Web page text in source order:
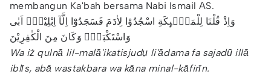
membangun Ka'bah bersama Nabi Ismail AS.
وَاِذْ قُلْنَا لِلْمَلٰۤىِٕكَةِ اسْجُدُوْا لِاٰدَمَ فَسَجَدُوْٓا اِلَّآ اِبْلِيْسَۗ اَبٰى
وَاسْتَكْبَرَۖ وَكَانَ مِنَ الْكٰفِرِيْنَ
Wa iż qulnā lil-malā'ikatisjudụ li'ādama fa sajadū illā
iblīs, abā wastakbara wa kāna minal-kāfirīn.